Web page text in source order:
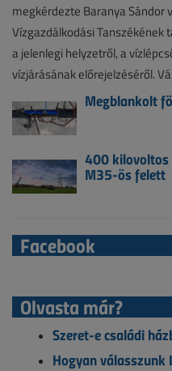
megkérdezte Baranya Sándor
Vízgazdálkodási
a jelenlegi helyzetről, a
vízjárásának előrejelzéséről.
Megblankolt
400 kilovoltos
M35-ös felett
Facebook
Olvasta már?
Szeret-e családi
Hogyan válasszunk